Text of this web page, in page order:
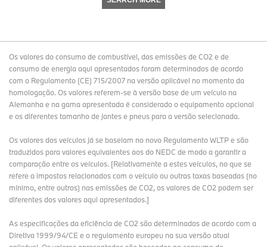
Os valores do consumo de combustível, das emissões de CO2 e de
consumo de energia aqui apresentados foram determinados de acordo
com o Regulamento (CE) 715/2007 na versão aplicável no momento da
homologação. Os valores referem-se à versão base de um veículo na
Alemanha e na gama apresentada é considerado o equipamento opcional
e os diferentes tamanho de jantes e pneus para a versão selecionada.
Os valores dos veículos já se baseiam no novo Regulamento WLTP e são
traduzidos para valores equivalentes aos do NEDC de modo a garantir a
comparação entre os veículos. [Relativamente a estes veículos, no que se
refere a impostos relacionados com o veículo ou outras taxas baseadas (no
mínimo, entre outros) nas emissões de CO2, os valores de CO2 podem ser
diferentes dos valores aqui apresentados.]
As especificações da eficiência de CO2 são determinadas de acordo com a
Diretiva 1999/94/CE e o regulamento europeu na sua versão atual